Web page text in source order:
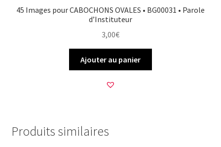
45 Images pour CABOCHONS OVALES • BG00031 • Parole
d’Instituteur
3,00€
Ajouter au panier
Produits similaires